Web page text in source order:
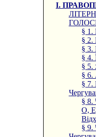
І.
§ 1.
§ 2.
§ 3.
§ 4.
§
§ 6.
§
§
О,
§